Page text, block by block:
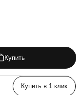
Купить
Купить в 1 клик